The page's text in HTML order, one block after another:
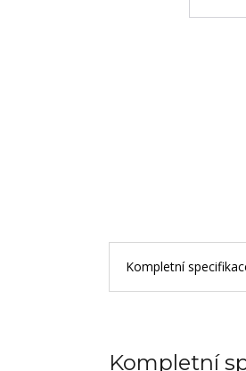
Kompletní
Kompletní